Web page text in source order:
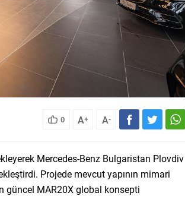
0 A+ A-
Mercedes-Benz Bulgaristan Plovdiv
Projede mevcut yapının mimari
güncel MAR20X global konsepti